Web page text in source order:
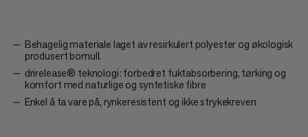
Behagelig materiale laget av resirkulert polyester og økologisk
produsert bomull.
drirelease® teknologi: forbedret fuktabsorbering, tørking og
komfort med naturlige og syntetiske fibre
Enkel å ta vare på, rynkeresistent og ikke strykekreven